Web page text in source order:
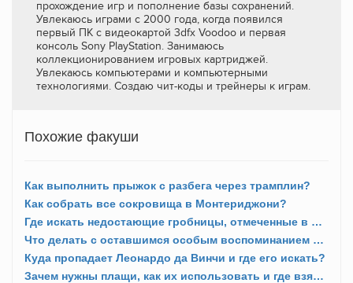
прохождение игр и пополнение базы сохранений.
Увлекаюсь играми с 2000 года, когда появился
первый ПК с видеокартой 3dfx Voodoo и первая
консоль Sony PlayStation. Занимаюсь
коллекционированием игровых картриджей.
Увлекаюсь компьютерами и компьютерными
технологиями. Создаю чит-коды и трейнеры к играм.
Похожие факуши
Как выполнить прыжок с разбега через трамплин?
Как собрать все сокровища в Монтериджони?
Где искать недостающие гробницы, отмеченные в ДНК?
Что делать с оставшимся особым воспоминанием в Форли?
Куда пропадает Леонардо да Винчи и где его искать?
Зачем нужны плащи, как их использовать и где взять?